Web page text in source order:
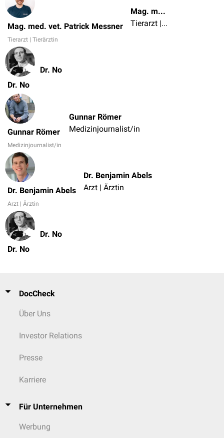
Mag. med. vet. Patrick Messner
Tierarzt | Tierärztin
Mag. med. vet. Patrick Messner
Tierarzt | Tierärztin
Dr. No
Dr. No
Gunnar Römer
Medizinjournalist/in
Gunnar Römer
Medizinjournalist/in
Dr. Benjamin Abels
Arzt | Ärztin
Dr. Benjamin Abels
Arzt | Ärztin
Dr. No
Dr. No
DocCheck
Über Uns
Investor Relations
Presse
Karriere
Für Unternehmen
Werbung